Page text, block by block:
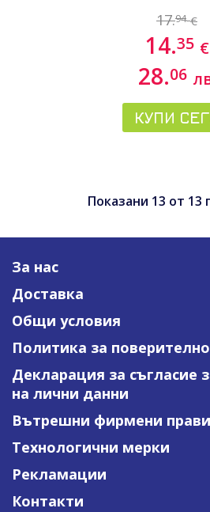
17.94 €
14.35 €
28.06
КУПИ
Показани 13 от 13
За нас
Доставка
Общи условия
Политика за
Декларация за съгласие
на лични данни
Вътрешни фирмени
Технологични мерки
Рекламации
Контакти